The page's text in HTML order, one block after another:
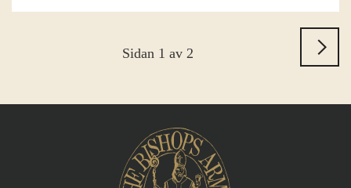
Sidan 1 av 2